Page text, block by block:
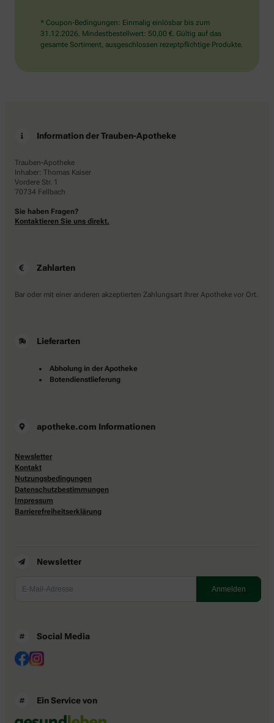
* Coupon-Bedingungen: Einmalig einlösbar bis zum
31.12.2026. Mindestbestellwert: 50,00 €. Gültig auf das
gesamte Sortiment, ausgeschlossen rezeptpflichtige Produkte.
Information der Trauben-Apotheke
Trauben-Apotheke
Inhaber: Thomas Kaiser
Vordere Str. 1
70734 Fellbach
Sie haben Fragen?
Kontaktieren Sie uns direkt.
Zahlarten
Bar oder mit einer anderen akzeptierten Zahlungsart Ihrer Apotheke vor Ort.
Lieferarten
Abholung in der Apotheke
Botendienstlieferung
apotheke.com Informationen
Newsletter
Kontakt
Nutzungsbedingungen
Datenschutzbestimmungen
Impressum
Barrierefreiheitserklärung
Newsletter
Social Media
Ein Service von